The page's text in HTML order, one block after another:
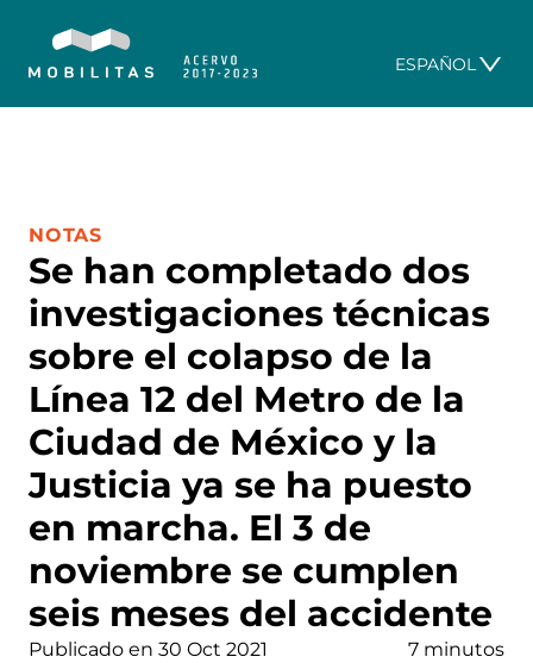
ESPAÑOL
Se han completado dos
investigaciones técnicas
sobre el colapso de la
Línea 12 del Metro de la
Ciudad de México y la
Justicia ya se ha puesto
en marcha. El 3 de
noviembre se cumplen
seis meses del accidente
CATEGORÍA:
NOTAS
Publicado en 30 Oct 2021 7 minutos